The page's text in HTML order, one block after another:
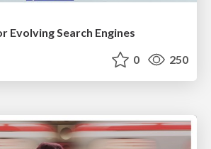
Evolving Search Engines
0 250